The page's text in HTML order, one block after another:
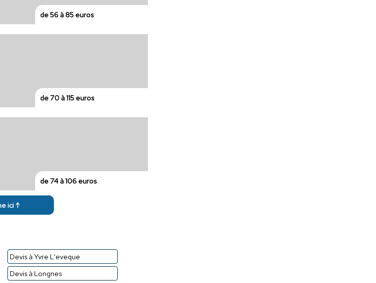
de 56 à 85 euros
de 70 à 115 euros
de 74 à 106 euros
ici ↑
Devis à Yvre L'eveque
Devis à Longnes